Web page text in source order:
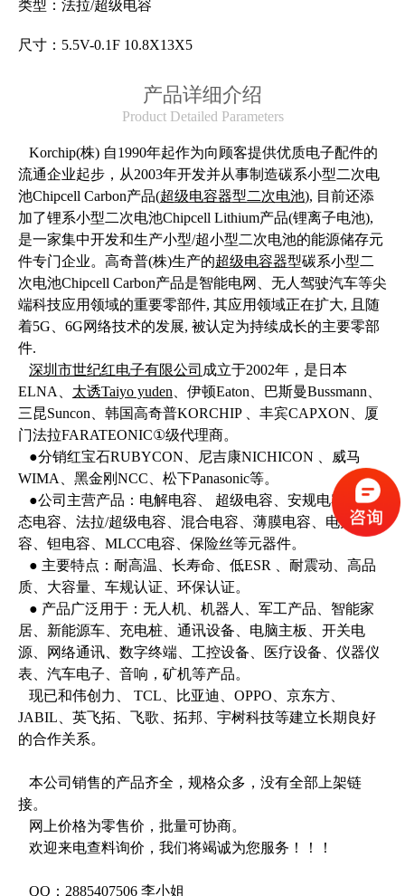
类型 ：法拉/超级电容
尺寸 ： 5.5V-0.1F 10.8X13X5
产品详细介绍
Product Detailed Parameters
Korchip(株) 自1990年起作为向顾客提供优质电子配件的
流通企业起步，从2003年开发并从事制造碳系小型二次电
池Chipcell Carbon产品(超级电容器型二次电池), 目前还添
加了锂系小型二次电池Chipcell Lithium产品(锂离子电池),
是一家集中开发和生产小型/超小型二次电池的能源储存元
件专门企业。高奇普(株)生产的超级电容器型碳系小型二
次电池Chipcell Carbon产品是智能电网、无人驾驶汽车等尖
端科技应用领域的重要零部件, 其应用领域正在扩大, 且随
着5G、6G网络技术的发展, 被认定为持续成长的主要零部
件.
深圳市世纪红电子有限公司 成立于2002年，是日本
ELNA、 太诱Taiyo yuden 、伊顿Eaton、巴斯曼Bussmann、
三昆Suncon、韩国高奇普KORCHIP 、丰宾CAPXON、厦
门法拉FARATEONIC①级代理商。
●分销红宝石RUBYCON、尼吉康NICHICON 、威马
WIMA、黑金刚NCC、松下Panasonic等。
●公司主营产品：电解电容、 超级电容、安规电容、固
态电容、法拉/超级电容、混合电容、薄膜电容、电力电
容、钽电容、MLCC电容、保险丝等元器件。
● 主要特点：耐高温、长寿命、低ESR 、耐震动、高品
质、大容量、车规认证、环保认证。
● 产品广泛用于：无人机、机器人、军工产品、智能家
居、新能源车、充电桩、通讯设备、电脑主板、开关电
源、网络通讯、数字终端、工控设备、医疗设备、仪器仪
表、汽车电子、音响，矿机等产品。
现已和伟创力、 TCL、比亚迪、OPPO、京东方、
JABIL、英飞拓、飞歌、拓邦、宇树科技等建立长期良好
的合作关系。
本公司销售的产品齐全，规格众多，没有全部上架链
接。
网上价格为零售价，批量可协商。
欢迎来电查料询价，我们将竭诚为您服务！！！
QQ：2885407506 李小姐